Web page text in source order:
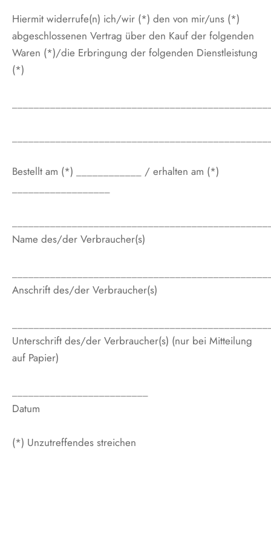
Hiermit widerrufe(n) ich/wir (*) den von mir/uns (*)
abgeschlossenen Vertrag über den Kauf der folgenden
Waren (*)/die Erbringung der folgenden Dienstleistung
(*)
Bestellt am (*) ____________ / erhalten am (*)
Name des/der Verbraucher(s)
Anschrift des/der Verbraucher(s)
Unterschrift des/der Verbraucher(s) (nur bei Mitteilung
auf Papier)
Datum
(*) Unzutreffendes streichen